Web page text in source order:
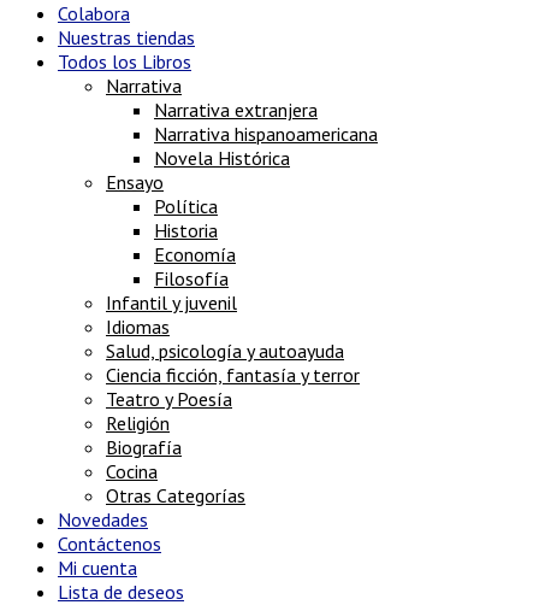
Colabora
Nuestras tiendas
Todos los Libros
Narrativa
Narrativa extranjera
Narrativa hispanoamericana
Novela Histórica
Ensayo
Política
Historia
Economía
Filosofía
Infantil y juvenil
Idiomas
Salud, psicología y autoayuda
Ciencia ficción, fantasía y terror
Teatro y Poesía
Religión
Biografía
Cocina
Otras Categorías
Novedades
Contáctenos
Mi cuenta
Lista de deseos